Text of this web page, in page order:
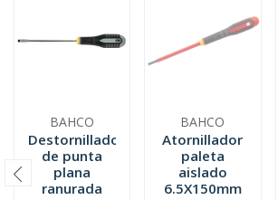
BAHCO
Destornillador
de punta
plana
ranurada
BAHCO
Atornillador
paleta
aislado
6.5X150mm